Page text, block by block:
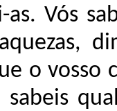
as. Vós
o vosso
sabeis